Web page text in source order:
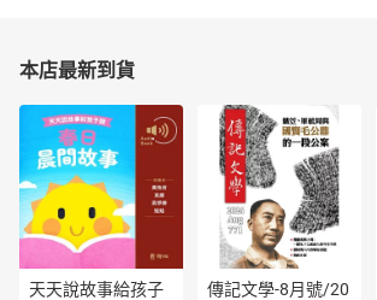
本店最新到貨
天天說故事給孩子
傳記文學-8月號/20